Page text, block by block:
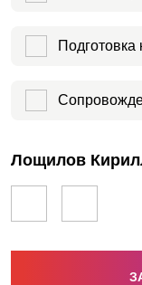
Подготовка
Лощилов